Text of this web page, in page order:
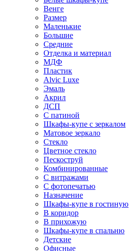
Венге
Размер
Маленькие
Большие
Средние
Отделка и материал
МДФ
Пластик
Alvic Luxe
Эмаль
Акрил
ДСП
С патиной
Шкафы-купе с зеркалом
Матовое зеркало
Стекло
Цветное стекло
Пескоструй
Комбинированные
С витражами
С фотопечатью
Назначение
Шкафы-купе в гостиную
В коридор
В прихожую
Шкафы-купе в спальню
Детские
Офисные